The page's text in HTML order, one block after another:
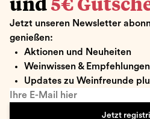
und 5€
Jetzt unseren Newsletter
genießen:
Aktionen und Neuheiten
Weinwissen & Empfehlungen
Updates zu Weinfreunde
Ihre E-Mail hier
Jetzt